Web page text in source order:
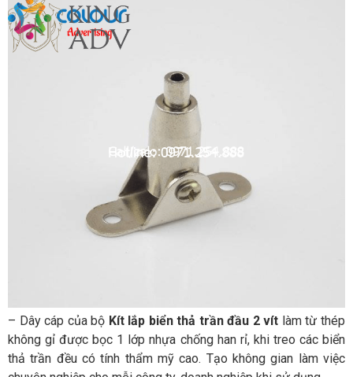
– Dây cáp của bộ Kít lắp biển thả trần đầu 2 vít làm từ thép
không gỉ được bọc 1 lớp nhựa chống han rỉ, khi treo các biển
thả trần đều có tính thẩm mỹ cao. Tạo không gian làm việc